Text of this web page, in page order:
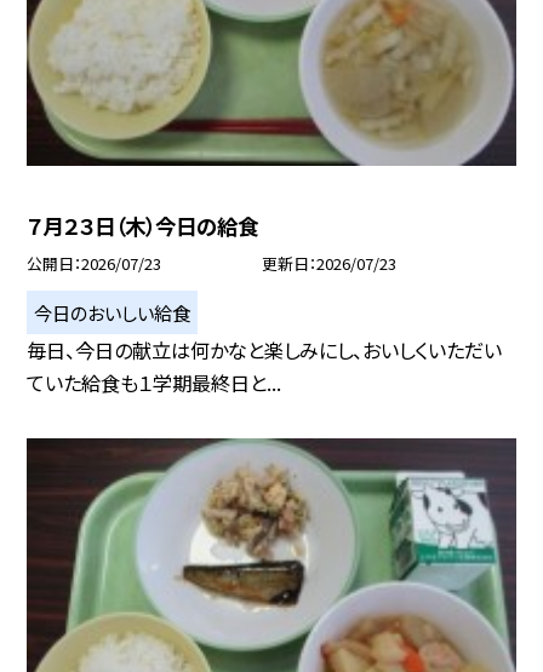
７月２３日（木）今日の給食
公開日 2026/07/23 更新日 2026/07/23
今日のおいしい給食
毎日、今日の献立は何かなと楽しみにし、おいしくいただい
ていた給食も１学期最終日と...